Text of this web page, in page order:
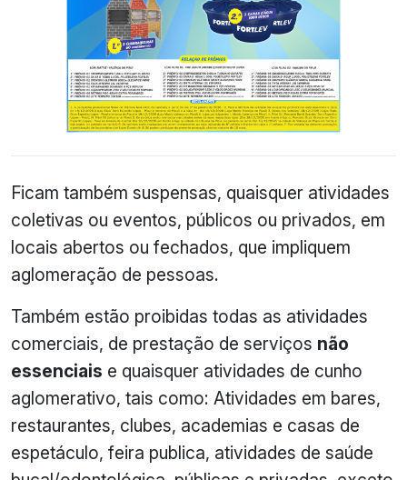
Ficam também suspensas, quaisquer atividades
coletivas ou eventos, públicos ou privados, em
locais abertos ou fechados, que impliquem
aglomeração de pessoas.
Também estão proibidas todas as atividades
comerciais, de prestação de serviços não
essenciais e quaisquer atividades de cunho
aglomerativo, tais como: Atividades em bares,
restaurantes, clubes, academias e casas de
espetáculo, feira publica, atividades de saúde